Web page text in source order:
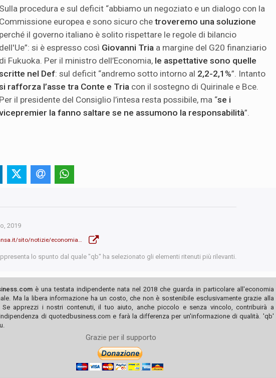
Sulla procedura e sul deficit “abbiamo un negoziato e un dialogo con la
Commissione europea e sono sicuro che troveremo una soluzione
perché il governo italiano è solito rispettare le regole di bilancio
dell'Ue”: si è espresso così Giovanni Tria a margine del G20 finanziario
di Fukuoka. Per il ministro dell’Economia, le aspettative sono quelle
nel Def: sul deficit “andremo sotto intorno al 2,2-2,1%”. Intanto
rafforza l’asse tra Conte e Tria con il sostegno di Quirinale e Bce.
Per il presidente del Consiglio l’intesa resta possibile, ma “se i
la fanno saltare se ne assumono la responsabilità”.
2019
lo spunto dal quale "qb" ha selezionato gli elementi ritenuti più rilevanti.
è una testata indipendente nata nel 2018 che guarda in particolare all'economia
Ma la libera informazione ha un costo, che non è sostenibile esclusivamente grazie alla
Se apprezzi i nostri contenuti, il tuo aiuto, anche piccolo e senza vincolo, contribuirà a
di quotedbusiness.com e farà la differenza per un'informazione di qualità. 'qb'
Grazie per il supporto